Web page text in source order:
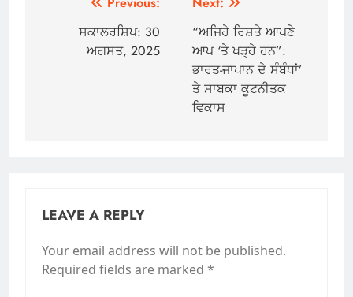
navigation
ਸਕਾਲਰਸ਼ਿਪ: 30
ਅਗਸਤ, 2025
“ਅਜਿਹੇ ਰਿਸ਼ਤੇ ਆਪਣੇ
ਆਪ ‘ਤੇ ਖੜ੍ਹੇ ਹਨ”:
ਭਾਰਤ-ਜਾਪਾਨ ਦੇ ਸੰਬੰਧਾਂ’
ਤੇ ਸਾਬਕਾ ਕੂਟਨੀਤਕ
ਵਿਕਾਸ
LEAVE A REPLY
Your email address will not be published.
Required fields are marked *